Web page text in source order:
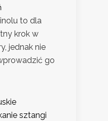
to dla
krok w
jednak nie
go
sztangi